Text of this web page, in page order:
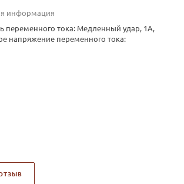
информация
переменного тока: Медленный удар, 1А,
напряжение переменного тока: